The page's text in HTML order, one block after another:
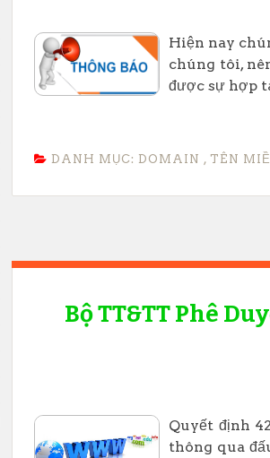
Hiện nay
chúng tôi,
được sự hợp
DANH MỤC: DOMAIN , TÊN
Bộ TT&TT Phê
Quyết định
thông qua